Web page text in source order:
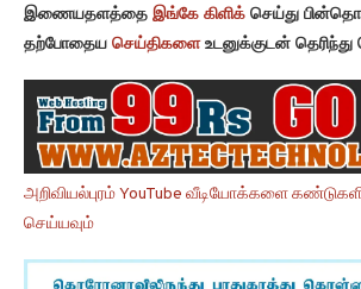
இணையதளத்தை இங்கே கிளிக் செய்து
தற்போதைய செய்திகளைஉடனுக்குடன்
அறிவியல்புரம் YouTube வீடியோக்களை
செய்யவும்